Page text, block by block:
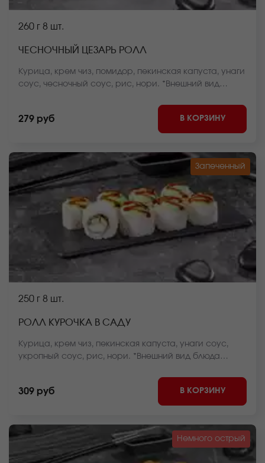
260 г 8 шт.
ЧЕСНОЧНЫЙ ЦЕЗАРЬ РОЛЛ
Курица, крем чиз, помидор, пекинская капуста, унаги
соус, чесночный соус, рис, нори. *Внешний вид
279 руб В КОРЗИНУ
Запеченный
250 г 8 шт.
РОЛЛ КУРОЧКА В САДУ
Курица, крем чиз, пекинская капуста, унаги соус,
укропный соус, рис, нори. *Внешний вид блюда
309 руб В КОРЗИНУ
Немного острый